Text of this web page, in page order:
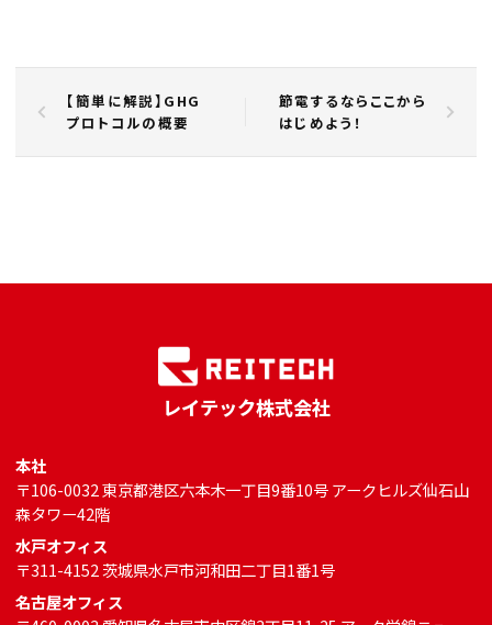
【簡単に解説】GHG
プロトコルの概要
節電するならここから
はじめよう！
レイテック株式会社
本社
〒106-0032 東京都港区六本木一丁目9番10号 アークヒルズ仙石山
森タワー42階
水戸オフィス
〒311-4152 茨城県水戸市河和田二丁目1番1号
名古屋オフィス